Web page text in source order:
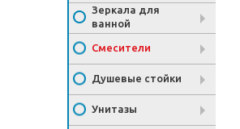
Зеркала для
ванной
Смесители
Душевые стойки
Унитазы